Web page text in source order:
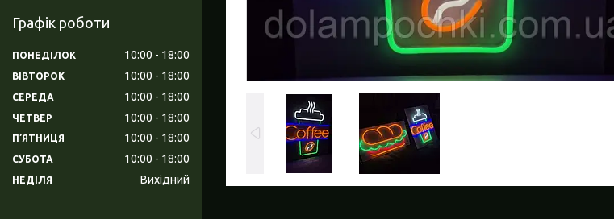
Графік роботи
ПОНЕДІЛОК 10:00 18:00
ВІВТОРОК 10:00 18:00
СЕРЕДА 10:00 18:00
ЧЕТВЕР 10:00 18:00
ПʼЯТНИЦЯ 10:00 18:00
СУБОТА 10:00 18:00
НЕДІЛЯ Вихідний